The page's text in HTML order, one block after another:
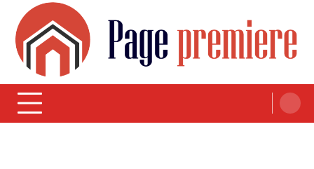
content
Page Première
Votre guide dans l'univers de la construction et de l'immobilier